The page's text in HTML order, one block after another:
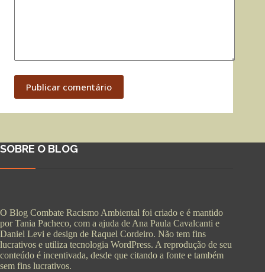
Publicar comentário
SOBRE O BLOG
O Blog Combate Racismo Ambiental foi criado e é mantido
por Tania Pacheco, com a ajuda de Ana Paula Cavalcanti e
Daniel Levi e design de Raquel Cordeiro. Não tem fins
lucrativos e utiliza tecnologia WordPress. A reprodução de seu
conteúdo é incentivada, desde que citando a fonte e também
sem fins lucrativos.